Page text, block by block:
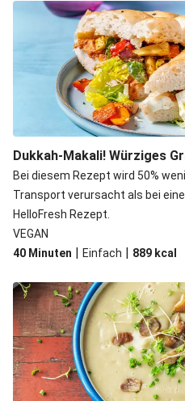
Dukkah-Makali! Würziges
Bei diesem Rezept wird 50%
Transport verursacht als bei
HelloFresh Rezept.
VEGAN
40 Minuten | Einfach | 889 kcal